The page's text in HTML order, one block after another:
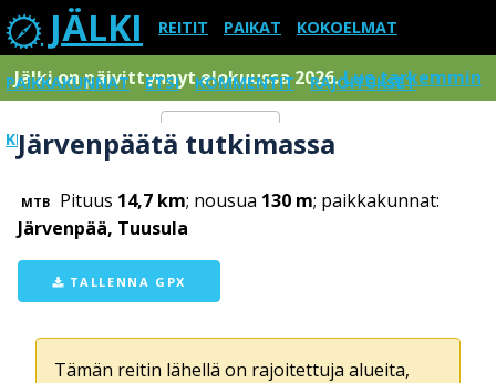
JÄLKI REITIT PAIKAT KOKOELMAT
PAIKKAKUNNAT ETSI KOMMENTIT RAJOITUKSET
KIRJAUDU SISÄÄN Menu
Jälki on päivittynnyt elokuussa 2026.Lue tarkemmin
Järvenpäätä tutkimassa
MTB Pituus 14,7 km; nousua 130 m; paikkakunnat:
Järvenpää, Tuusula
TALLENNA GPX
Tämän reitin lähellä on rajoitettuja alueita,